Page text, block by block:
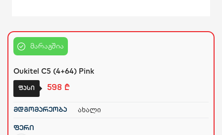
საბავშვო
ბლოგი
ფავორიტები
მარაგშია
Oukitel C5 (4+64) Pink
ფასი 598 ₾
მდგომარეობა ახალი
ფერი